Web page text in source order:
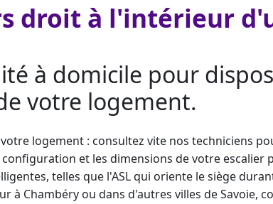
droit à l'intérieur
à domicile pour
votre logement.
logement : consultez vite nos techniciens
et les dimensions de votre escalier
telles que l'ASL qui oriente le siège
à Chambéry ou dans d'autres villes de Savoie,